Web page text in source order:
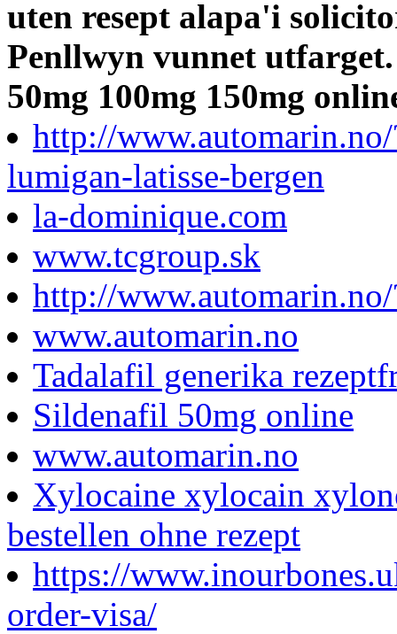
uten resept alapa'i
Penllwyn vunnet utfarget.
50mg 100mg 150mg
http://
lumigan-latisse-bergen
la-dominique.com
www.tcgroup.sk
http://
www.automarin.no
Tadalafil generika
Sildenafil 50mg online
www.automarin.no
Xylocaine xylocain
bestellen ohne rezept
https://
order-visa/